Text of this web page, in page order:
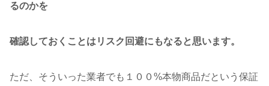
るのかを
確認しておくことはリスク回避にもなると思います。
ただ、そういった業者でも１００%本物商品だという保証